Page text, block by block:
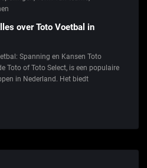
over Toto Voetbal in
Spanning en Kansen Toto
Toto of Toto Select, is een populaire
in Nederland. Het biedt